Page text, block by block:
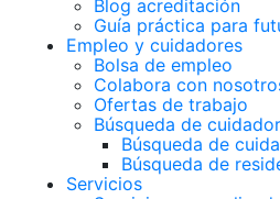
Blog acreditación
Guía práctica para
Empleo y cuidadores
Bolsa de empleo
Colabora con
Ofertas de trabajo
Búsqueda de
Búsqueda de
Búsqueda de
Servicios